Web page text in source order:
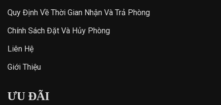
Quy Định Về Thời Gian Nhận Và Trả Phòng
Chính Sách Đặt Và Hủy Phòng
Liên Hệ
Giới Thiệu
ƯU ĐÃI